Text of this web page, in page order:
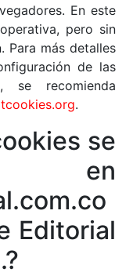
En este
pero sin
Para más detalles
de las
se recomienda
.
se
en
Editorial